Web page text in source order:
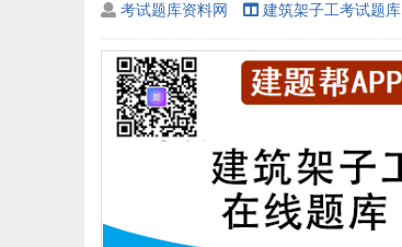
考试题库资料网 建筑架子工考试题库